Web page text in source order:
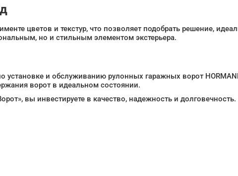
цветов и текстур, что позволяет подобрать решение,
но и стильным элементом экстерьера.
установке и обслуживанию рулонных гаражных ворот
ворот в идеальном состоянии.
вы инвестируете в качество, надежность и